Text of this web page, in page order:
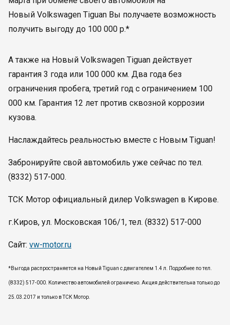
Новый Volkswagen Tiguan Вы получаете возможность
получить выгоду до 100 000 р.*
А также на Новый Volkswagen Tiguan действует
гарантия 3 года или 100 000 км. Два года без
ограничения пробега, третий год с ограничением 100
000 км. Гарантия 12 лет против сквозной коррозии
кузова.
Наслаждайтесь реальностью вместе с Новым Tiguan!
Забронируйте свой автомобиль уже сейчас по тел.
(8332) 517-000.
ТСК Мотор официальный дилер Volkswagen в Кирове.
г.Киров, ул. Московская 106/1, тел. (8332) 517-000
Сайт: vw-motor.ru
*Выгода распространяется на Новый Tiguan с двигателем 1.4 л. Подробнее по тел.
(8332) 517-000. Количество автомобилей ограничено. Акция действительна только до
25.03.2017 и только в ТСК Мотор.